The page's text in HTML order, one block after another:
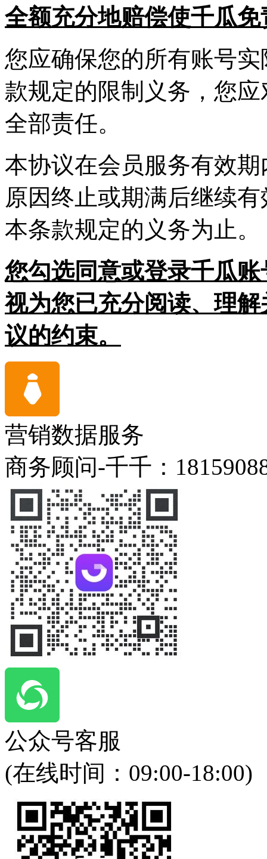
全额充分地赔偿使千瓜免
您应确保您的所有账号
款规定的限制义务，您
全部责任。
本协议在会员服务有效
原因终止或期满后继续
本条款规定的义务为止。
您勾选同意或登录千瓜
视为您已充分阅读、理
议的约束。
营销数据服务
商务顾问-千千：
公众号客服
(在线时间： 09:00-18:00)